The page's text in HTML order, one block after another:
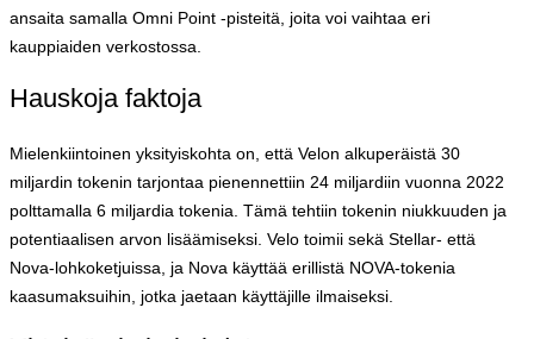
ansaita samalla Omni Point -pisteitä, joita voi vaihtaa eri
kauppiaiden verkostossa.
Hauskoja faktoja
Mielenkiintoinen yksityiskohta on, että Velon alkuperäistä 30
miljardin tokenin tarjontaa pienennettiin 24 miljardiin vuonna 2022
polttamalla 6 miljardia tokenia. Tämä tehtiin tokenin niukkuuden ja
potentiaalisen arvon lisäämiseksi. Velo toimii sekä Stellar- että
Nova-lohkoketjuissa, ja Nova käyttää erillistä NOVA-tokenia
kaasumaksuihin, jotka jaetaan käyttäjille ilmaiseksi.